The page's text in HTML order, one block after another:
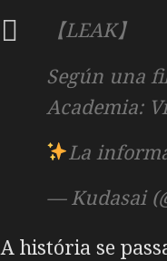
【LEAK】
Según una
Academia:
La
— Kudasai
A história se